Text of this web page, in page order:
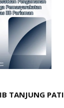
TANJUNG PATI